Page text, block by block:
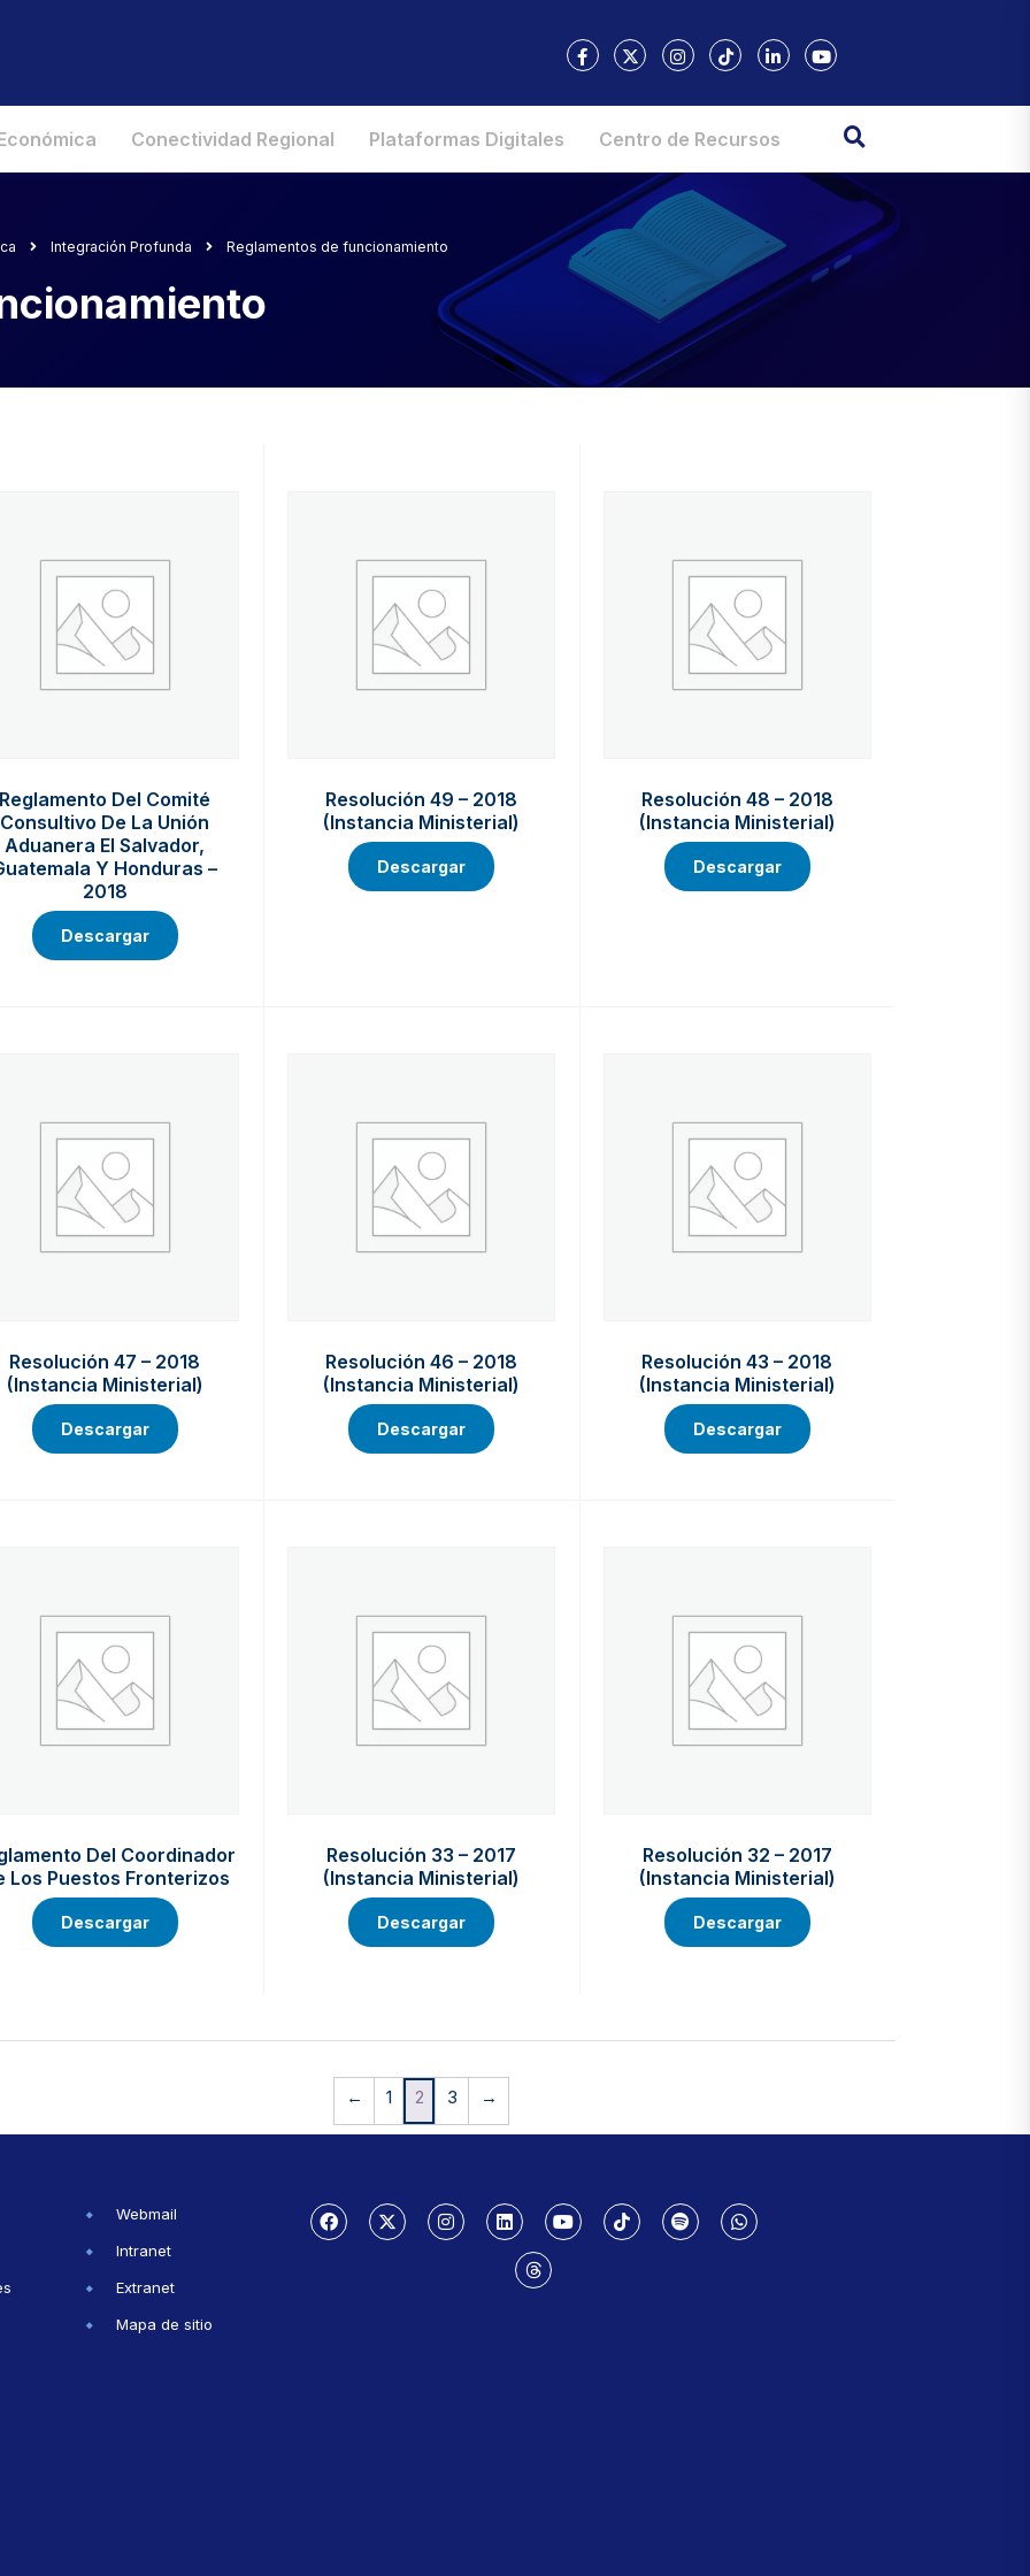
Conectividad Regional Plataformas Digitales Centro de Recursos
Integración Profunda Reglamentos de funcionamiento
Reglamento Del Comité
Consultivo De La Unión
Aduanera El Salvador,
Y Honduras –
2018
Descargar
Resolución 49 – 2018
(Instancia Ministerial)
Descargar
Resolución 48 – 2018
(Instancia Ministerial)
Descargar
Resolución 47 – 2018
(Instancia Ministerial)
Descargar
Resolución 46 – 2018
(Instancia Ministerial)
Descargar
Resolución 43 – 2018
(Instancia Ministerial)
Descargar
Del Coordinador
Los Puestos Fronterizos
Descargar
Resolución 33 – 2017
(Instancia Ministerial)
Descargar
Resolución 32 – 2017
(Instancia Ministerial)
Descargar
← 1 2 3 →
Webmail
Intranet
Extranet
Mapa de sitio